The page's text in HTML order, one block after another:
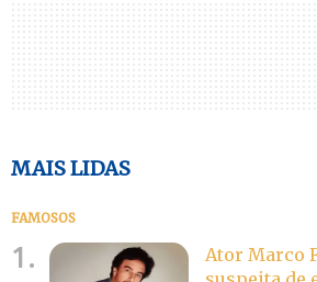
MAIS LIDAS
FAMOSOS
1.
Ator Marco